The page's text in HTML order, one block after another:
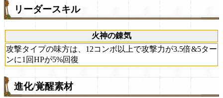
リーダースキル
火神の錬気
攻撃タイプの味方は、12コンボ以上で攻撃力が3.5倍&5ター
ンに1回HPが5%回復
進化/覚醒素材